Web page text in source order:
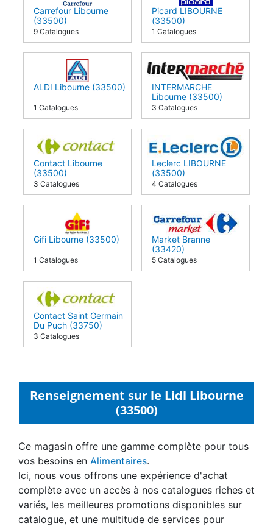
Carrefour Libourne
(33500)
9 Catalogues
Picard LIBOURNE
(33500)
1 Catalogues
ALDI Libourne (33500)
1 Catalogues
INTERMARCHE
Libourne (33500)
3 Catalogues
Contact Libourne
(33500)
3 Catalogues
Leclerc LIBOURNE
(33500)
4 Catalogues
Gifi Libourne (33500)
1 Catalogues
Market Branne
(33420)
5 Catalogues
Contact Saint Germain
Du Puch (33750)
3 Catalogues
Renseignement sur le Lidl Libourne
(33500)
Ce magasin offre une gamme complète pour tous
vos besoins en Alimentaires.
Ici, nous vous offrons une expérience d'achat
complète avec un accès à nos catalogues riches et
variés, les meilleures promotions disponibles sur
catalogue, et une multitude de services pour